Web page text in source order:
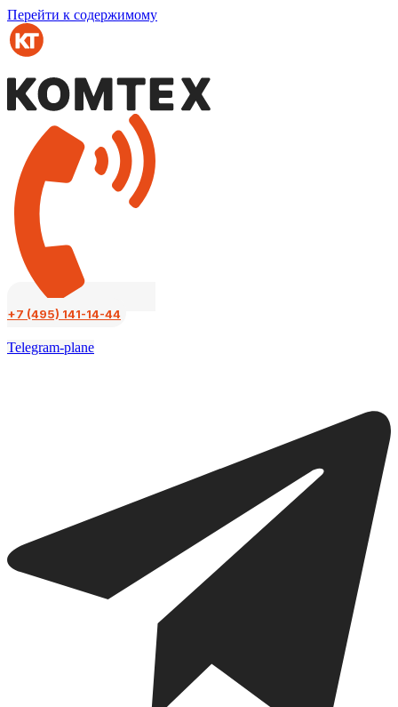
Перейти к содержимому
+7 (495) 141-14-44
Telegram-plane